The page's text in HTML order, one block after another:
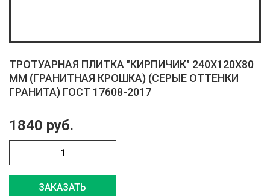
ТРОТУАРНАЯ ПЛИТКА "КИРПИЧИК" 240X120X80
ММ (ГРАНИТНАЯ КРОШКА) (СЕРЫЕ ОТТЕНКИ
ГРАНИТА) ГОСТ 17608-2017
1840 руб.
ЗАКАЗАТЬ